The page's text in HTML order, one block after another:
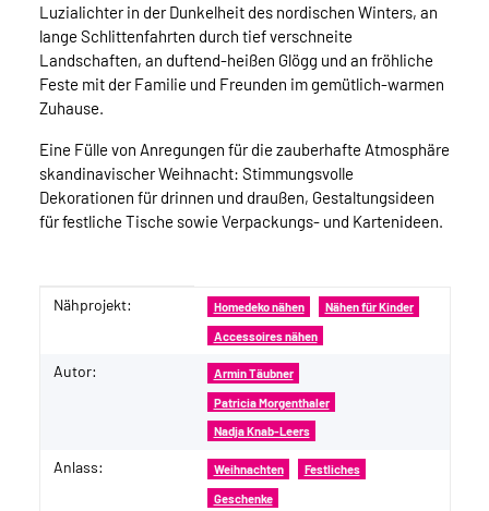
Luzialichter in der Dunkelheit des nordischen Winters, an
lange Schlittenfahrten durch tief verschneite
Landschaften, an duftend-heißen Glögg und an fröhliche
Feste mit der Familie und Freunden im gemütlich-warmen
Zuhause.
Eine Fülle von Anregungen für die zauberhafte Atmosphäre
skandinavischer Weihnacht: Stimmungsvolle
Dekorationen für drinnen und draußen, Gestaltungsideen
für festliche Tische sowie Verpackungs- und Kartenideen.
Produkteigenschaft
Wert
Nähprojekt: Homedeko nähen Nähen für Kinder
Accessoires nähen
Autor: Armin Täubner
Patricia Morgenthaler
Nadja Knab-Leers
Anlass: Weihnachten Festliches
Geschenke